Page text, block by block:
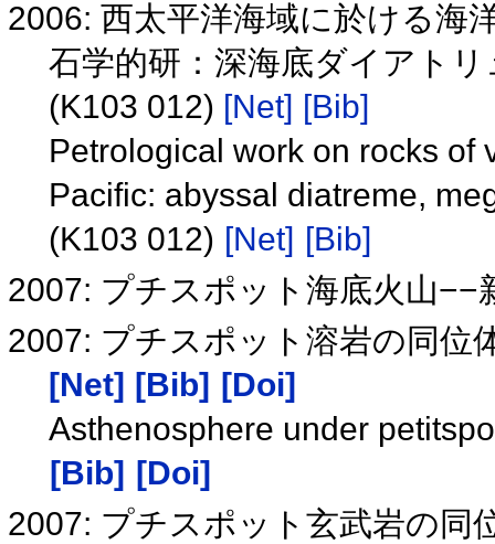
2006: 西太平洋海域に於ける海
石学的研：深海底ダイアト
(K103 012) [Net] [Bib]
Petrological work on rocks of
Pacific: abyssal diatreme,
(K103 012) [Net] [Bib]
2007: プチスポット海底火山
2007: プチスポット溶岩の同位
[Net] [Bib]
[Doi]
Asthenosphere under
[Bib]
[Doi]
2007: プチスポット玄武岩の同